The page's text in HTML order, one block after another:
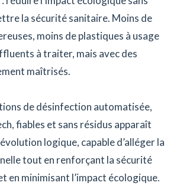
la sécurité sanitaire. Moins de
moins de plastiques à usage
à traiter, mais avec des
maîtrisés.
de désinfection automatisée,
fiables et sans résidus apparaît
logique, capable d’alléger la
tout en renforçant la sécurité
en minimisant l’impact écologique.